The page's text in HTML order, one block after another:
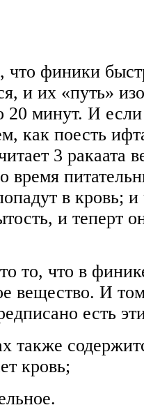
финики
и их «путь»
20 минут. И
как поесть
3 ракаата
время
в кровь; и
и теперт
то, что в
вещество. И
есть
кровь;